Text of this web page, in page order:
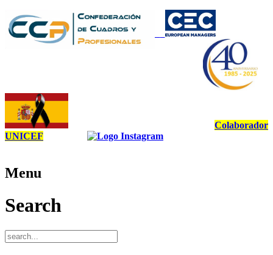
Colaborador
UNICEF
Menu
Search